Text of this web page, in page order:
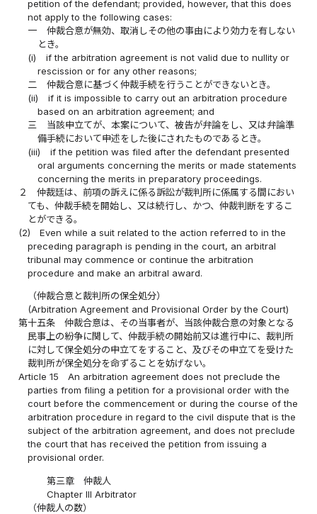
petition of the defendant; provided, however, that this does
not apply to the following cases:
一
仲裁合意が無効、取消しその他の事由により効力を有しない
とき。
(i)
if the arbitration agreement is not valid due to nullity or
rescission or for any other reasons;
二
仲裁合意に基づく仲裁手続を行うことができないとき。
(ii)
if it is impossible to carry out an arbitration procedure
based on an arbitration agreement; and
三
当該申立てが、本案について、被告が弁論をし、又は弁論準
備手続において申述をした後にされたものであるとき。
(iii)
if the petition was filed after the defendant presented
oral arguments concerning the merits or made statements
concerning the merits in preparatory proceedings.
２
仲裁廷は、前項の訴えに係る訴訟が裁判所に係属する間におい
ても、仲裁手続を開始し、又は続行し、かつ、仲裁判断をするこ
とができる。
(2)
Even while a suit related to the action referred to in the
preceding paragraph is pending in the court, an arbitral
tribunal may commence or continue the arbitration
procedure and make an arbitral award.
（仲裁合意と裁判所の保全処分）
(Arbitration Agreement and Provisional Order by the Court)
第十五条
仲裁合意は、その当事者が、当該仲裁合意の対象となる
民事上の紛争に関して、仲裁手続の開始前又は進行中に、裁判所
に対して保全処分の申立てをすること、及びその申立てを受けた
裁判所が保全処分を命ずることを妨げない。
Article 15
An arbitration agreement does not preclude the
parties from filing a petition for a provisional order with the
court before the commencement or during the course of the
arbitration procedure in regard to the civil dispute that is the
subject of the arbitration agreement, and does not preclude
the court that has received the petition from issuing a
provisional order.
第三章 仲裁人
Chapter III Arbitrator
（仲裁人の数）